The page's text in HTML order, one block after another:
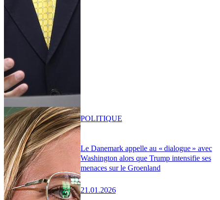
Le Danemark appelle au « dialogue » avec
Washington alors que Trump intensifie ses
menaces sur le Groenland
21.01.2026
POLITIQUE